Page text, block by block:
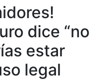
dice “no
estar
legal